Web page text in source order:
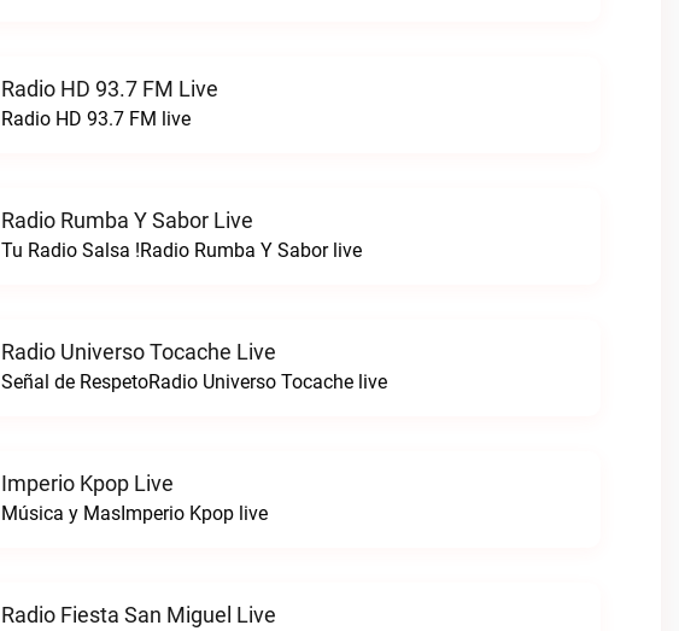
Radio HD 93.7 FM Live
Radio HD 93.7 FM live
Radio Rumba Y Sabor Live
Tu Radio Salsa !Radio Rumba Y Sabor live
Radio Universo Tocache Live
Señal de RespetoRadio Universo Tocache live
Imperio Kpop Live
Música y MasImperio Kpop live
Radio Fiesta San Miguel Live